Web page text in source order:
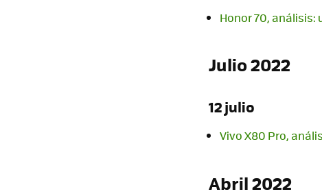
Honor 70, análisis:
Julio 2022
12 julio
Vivo X80 Pro,
Abril 2022